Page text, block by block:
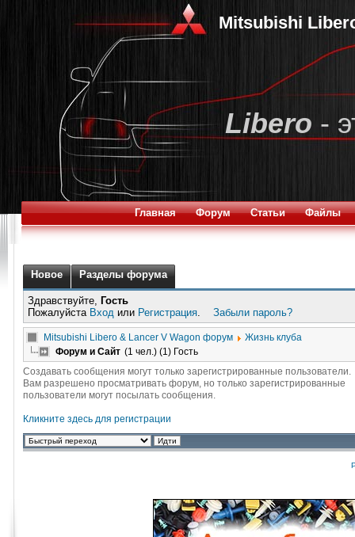
Mitsubishi
Libero -
Главная Форум Статьи Файлы
Новое Разделы форума
Здравствуйте, Гость
Пожалуйста Вход или Регистрация. Забыли пароль?
Mitsubishi Libero & Lancer V Wagon форум
Жизнь клуба
Форум и Сайт (1 чел.) (1) Гость
Создавать сообщения могут только зарегистрированные пользователи.
Вам разрешено просматривать форум, но только зарегистрированные
пользователи могут посылать сообщения.
Кликните здесь для регистрации